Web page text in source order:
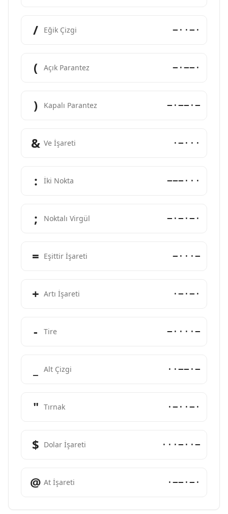
/ Eğik Çizgi −··−·
( Açık Parantez −·−−·
) Kapalı Parantez −·−−·−
& Ve İşareti ·−···
: İki Nokta −−−···
; Noktalı Virgül −·−·−·
= Eşittir İşareti −···−
+ Artı İşareti ·−·−·
- Tire −····−
Alt Çizgi ··−−·−
" Tırnak ·−··−·
$ Dolar İşareti ···−··−
@ At İşareti ·−−·−·